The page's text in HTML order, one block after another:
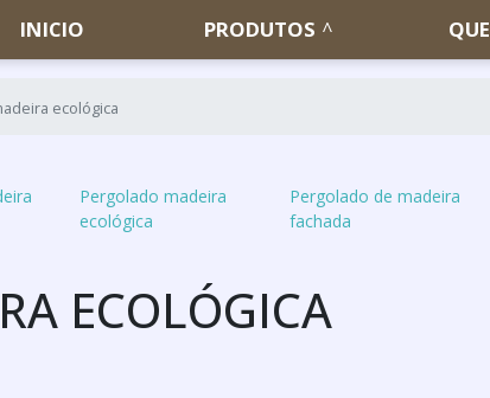
INICIO PRODUTOS
ecológica
Pergolado madeira
ecológica
Pergolado de madeira
fachada
ECOLÓGICA